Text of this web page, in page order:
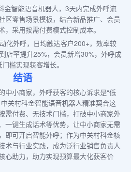
金智能语音机器人，3天内完成外呼流
区零售场景模板，结合新品推广、会员
采用按需付费模式控制成本。
化外呼，日均触达客户200+，效率较
店率提升25%，会员新增30%，外呼成
槛实现获客增长。
结语
中小商家，外呼获客的核心诉求是“低
关村科金智能语音机器人精准契合这
需付费、无技术门槛，打破中小商家外
一键生成话术等优势，让中小商家无需
即可开启智能外呼；作为中关村科金核
术与行业实践，成为泛行业销售负责人
心助力，助力实现预算最大化获客价